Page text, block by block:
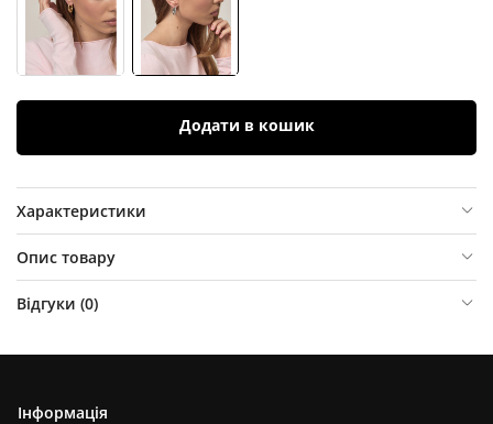
Додати в кошик
Характеристики
Опис товару
Відгуки (0)
Інформація